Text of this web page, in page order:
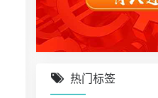
热门标签